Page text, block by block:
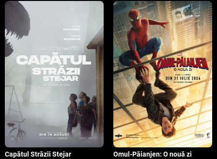
Capătul Străzii Stejar Omul-Păianjen: O nouă zi